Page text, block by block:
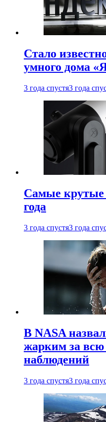
Стало
умного дома
3 года спустя3 года
Самые крутые
года
3 года спустя3 года
В NASA
жарким за
наблюдений
3 года спустя3 года